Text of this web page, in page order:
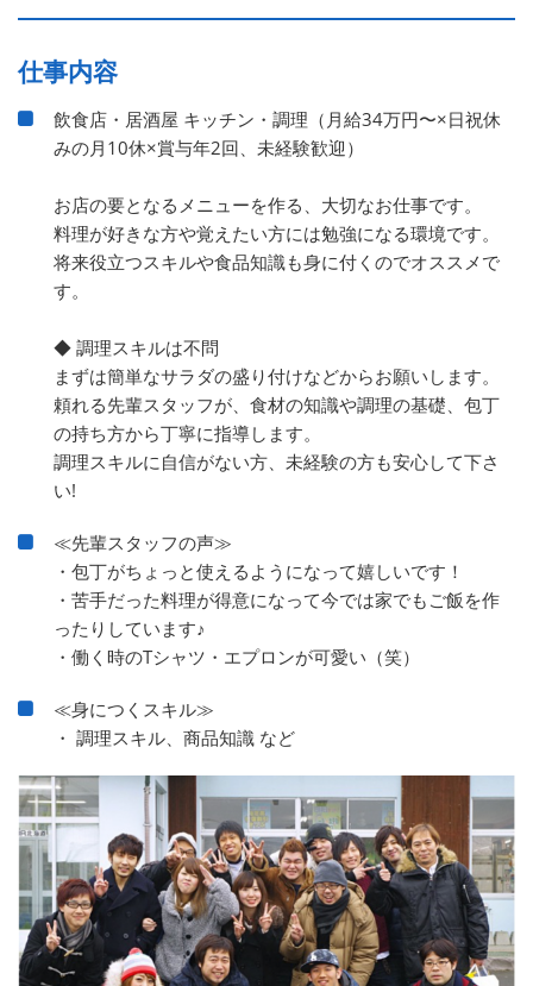
仕事内容
飲食店・居酒屋 キッチン・調理（月給34万円〜×日祝休
みの月10休×賞与年2回、未経験歓迎）
お店の要となるメニューを作る、大切なお仕事です。
料理が好きな方や覚えたい方には勉強になる環境です。
将来役立つスキルや食品知識も身に付くのでオススメで
す。
◆ 調理スキルは不問
まずは簡単なサラダの盛り付けなどからお願いします。
頼れる先輩スタッフが、食材の知識や調理の基礎、包丁
の持ち方から丁寧に指導します。
調理スキルに自信がない方、未経験の方も安心して下さ
い!
≪先輩スタッフの声≫
・包丁がちょっと使えるようになって嬉しいです！
・苦手だった料理が得意になって今では家でもご飯を作
ったりしています♪
・働く時のTシャツ・エプロンが可愛い（笑）
≪身につくスキル≫
・ 調理スキル、商品知識 など